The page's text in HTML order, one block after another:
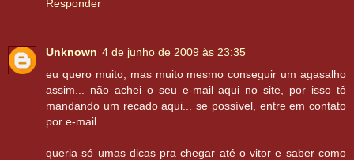
Responder
Unknown 4 de junho de 2009 às 23:35
eu quero muito, mas muito mesmo conseguir um agasalho
assim... não achei o seu e-mail aqui no site, por isso tô
mandando um recado aqui... se possível, entre em contato
por e-mail...
queria só umas dicas pra chegar até o vitor e saber como